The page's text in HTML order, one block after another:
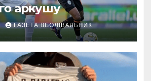
аркушу
ГАЗЕТА ВБОЛІВАЛЬНИК